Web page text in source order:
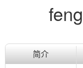
简介